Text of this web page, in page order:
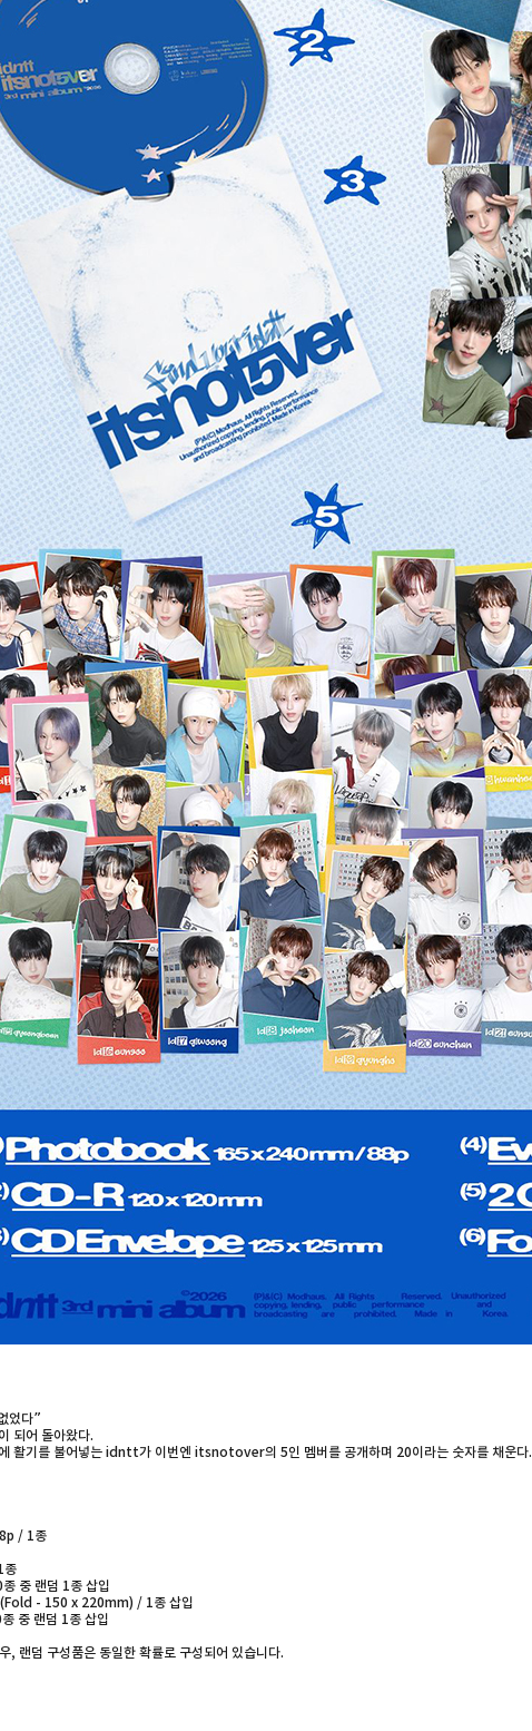
었다”
되어 돌아왔다.
활기를 불어넣는 idntt가 이번엔 itsnotover의 5인 멤버를 공개하며 20이라는 숫자를 채운다.
/ 1종
종
중 랜덤 1종 삽입
- 150 x 220mm) / 1종 삽입
중 랜덤 1종 삽입
, 랜덤 구성품은 동일한 확률로 구성되어 있습니다.